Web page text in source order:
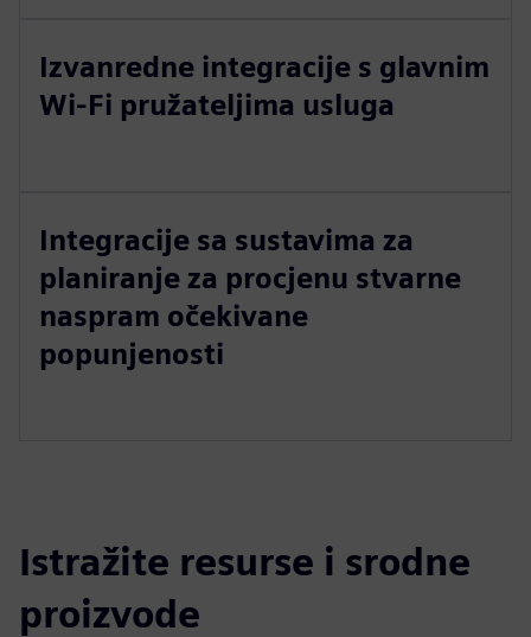
Izvanredne integracije s glavnim
Wi-Fi pružateljima usluga
Integracije sa sustavima za
planiranje za procjenu stvarne
naspram očekivane
popunjenosti
Istražite resurse i srodne
proizvode